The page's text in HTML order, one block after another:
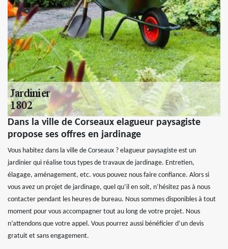
Dans la ville de Corseaux elagueur paysagiste
propose ses offres en jardinage
Vous habitez dans la ville de Corseaux ? elagueur paysagiste est un
jardinier qui réalise tous types de travaux de jardinage. Entretien,
élagage, aménagement, etc. vous pouvez nous faire confiance. Alors si
vous avez un projet de jardinage, quel qu’il en soit, n’hésitez pas à nous
contacter pendant les heures de bureau. Nous sommes disponibles à tout
moment pour vous accompagner tout au long de votre projet. Nous
n’attendons que votre appel. Vous pourrez aussi bénéficier d’un devis
gratuit et sans engagement.